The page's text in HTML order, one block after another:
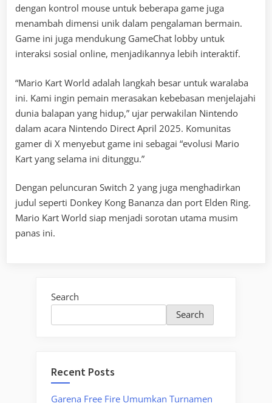
dengan kontrol mouse untuk beberapa game juga
menambah dimensi unik dalam pengalaman bermain.
Game ini juga mendukung GameChat lobby untuk
interaksi sosial online, menjadikannya lebih interaktif.
“Mario Kart World adalah langkah besar untuk waralaba
ini. Kami ingin pemain merasakan kebebasan menjelajahi
dunia balapan yang hidup,” ujar perwakilan Nintendo
dalam acara Nintendo Direct April 2025. Komunitas
gamer di X menyebut game ini sebagai “evolusi Mario
Kart yang selama ini ditunggu.”
Dengan peluncuran Switch 2 yang juga menghadirkan
judul seperti Donkey Kong Bananza dan port Elden Ring.
Mario Kart World siap menjadi sorotan utama musim
panas ini.
Search
Search
Recent Posts
Garena Free Fire Umumkan Turnamen